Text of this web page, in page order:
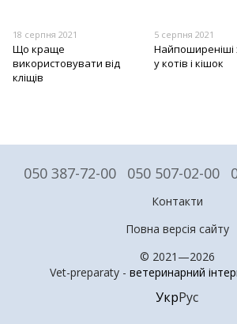
18 серпня 2021
Що краще
використовувати від
кліщів
5 серпня 2021
Найпоширеніші
у котів і кішок
050 387-72-00 050 507-02-00
Контакти
Повна версія сайту
© 2021—2026
Vet-preparaty - ветеринарний
УкрРус